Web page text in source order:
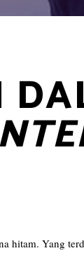
hitam. Yang